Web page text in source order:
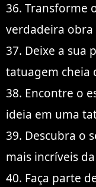
36. Transforme
verdadeira obra
37. Deixe a sua
tatuagem cheia
38. Encontre o
ideia em uma
39. Descubra o
mais incríveis
40. Faça parte